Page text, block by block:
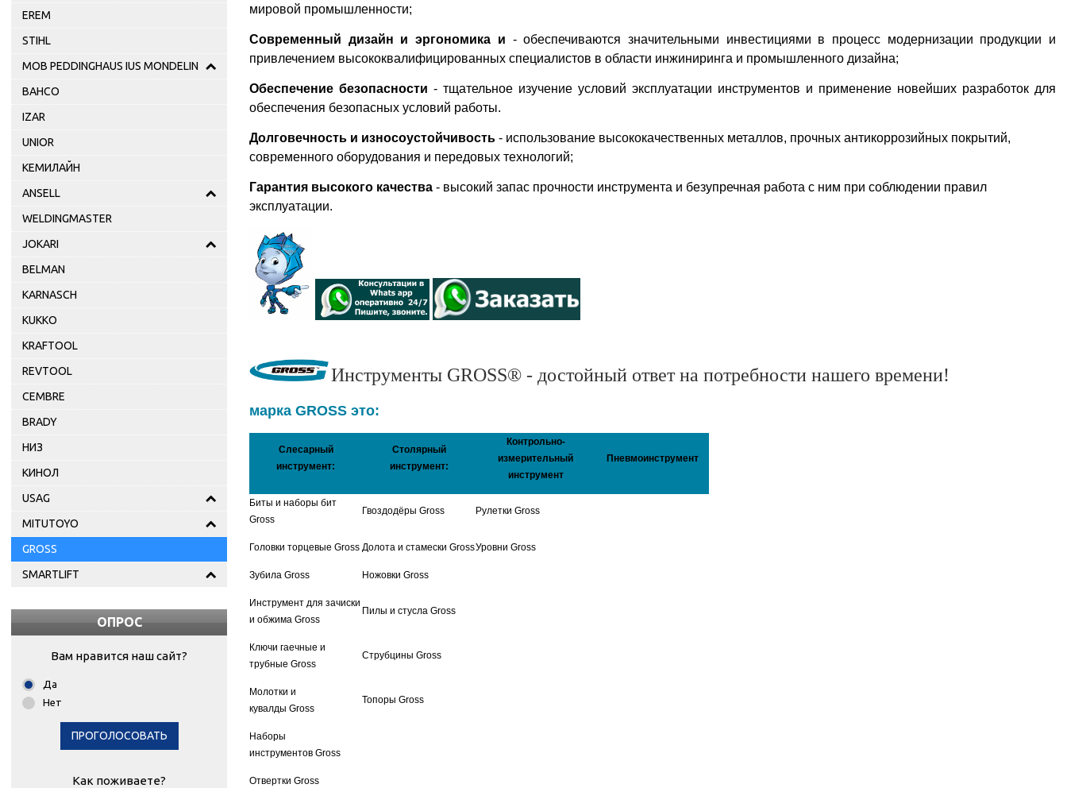
EREM
STIHL
MOB PEDDINGHAUS IUS MONDELIN
BAHCO
IZAR
UNIOR
КЕМИЛАЙН
ANSELL
WELDINGMASTER
JOKARI
BELMAN
KARNASCH
KUKKO
KRAFTOOL
REVTOOL
CEMBRE
BRADY
НИЗ
КИНОЛ
USAG
MITUTOYO
GROSS
SMARTLIFT
ОПРОС
Вам нравится наш сайт?
Да
Нет
ПРОГОЛОСОВАТЬ
Как поживаете?
мировой промышленности;
Современный дизайн и эргономика и - обеспечиваются значительными инвестициями в процесс модернизации продукции и
привлечением высококвалифицированных специалистов в области инжиниринга и промышленного дизайна;
Обеспечение безопасности - тщательное изучение условий эксплуатации инструментов и применение новейших разработок для
обеспечения безопасных условий работы.
Долговечность и износоустойчивость - использование высококачественных металлов, прочных антикоррозийных покрытий,
современного оборудования и передовых технологий;
Гарантия высокого качества - высокий запас прочности инструмента и безупречная работа с ним при соблюдении правил
эксплуатации.
Инструменты GROSS® - достойный ответ на потребности нашего времени!
марка GROSS это:
Слесарный
инструмент:
Столярный
инструмент:
Контрольно-
измерительный
инструмент
Пневмоинструмент
Биты и наборы бит
Gross
Гвоздодёры Gross Рулетки Gross
Головки торцевые Gross Долота и стамески GrossУровни Gross
Зубила Gross Ножовки Gross
Инструмент для зачиски
и обжима Gross
Пилы и стусла Gross
Ключи гаечные и
трубные Gross
Струбцины Gross
Молотки и
кувалды Gross
Топоры Gross
Наборы
инструментов Gross
Отвертки Gross